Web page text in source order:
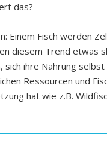
das?
Einem Fisch werden
diesem Trend
ihre Nahrung
Ressourcen und
hat wie z.B.